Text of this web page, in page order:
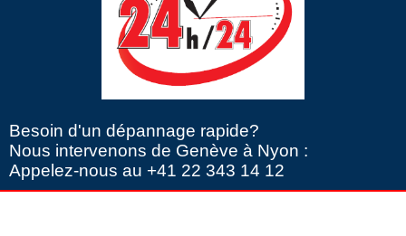
Besoin d'un dépannage rapide?
Nous intervenons de Genève à Nyon :
Appelez-nous au +41 22 343 14 12